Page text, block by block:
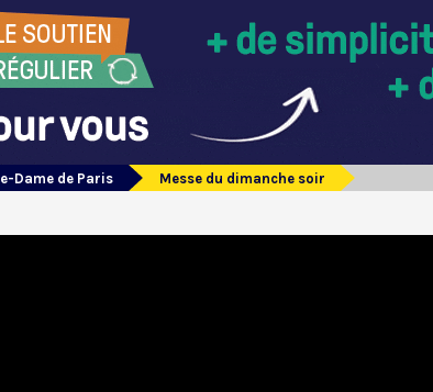
Dame de Paris Messe du dimanche soir